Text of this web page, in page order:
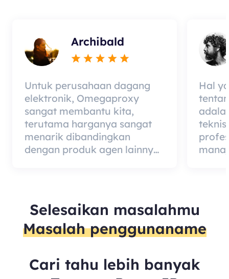
Archibald
Untuk perusahaan dagang
elektronik, Omegaproxy
sangat membantu kita,
terutama harganya sangat
menarik dibandingkan
dengan produk agen lainnya,
Hal
Selesaikan masalahmu
Masalah penggunaname
Cari tahu lebih banyak